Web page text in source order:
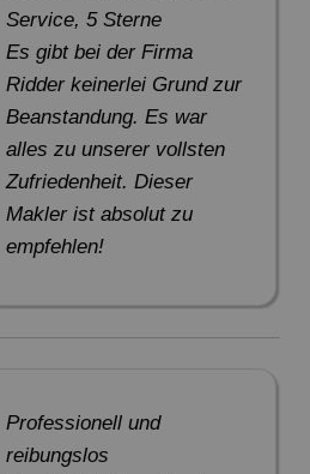
Service, 5 Sterne
Es gibt bei der Firma
Ridder keinerlei Grund zur
Beanstandung. Es war
alles zu unserer vollsten
Zufriedenheit. Dieser
Makler ist absolut zu
empfehlen!
Professionell und
reibungslos